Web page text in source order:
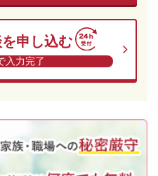
申し込む
入力完了